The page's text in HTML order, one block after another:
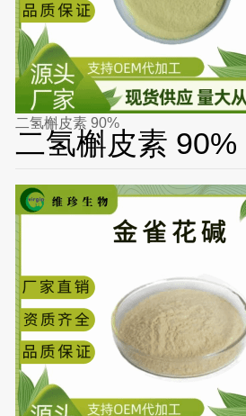
二氢槲皮素 90%
二氢槲皮素 90%